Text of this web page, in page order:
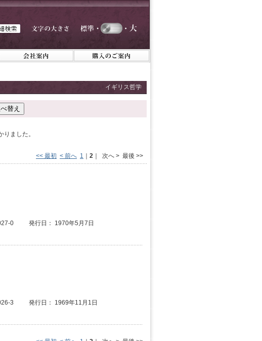
イギリス哲学
ました。
<< 最初 < 前へ 1 2 ｜ 次へ > 最後 >>
0 発行日： 1970年5月7日
3 発行日： 1969年11月1日